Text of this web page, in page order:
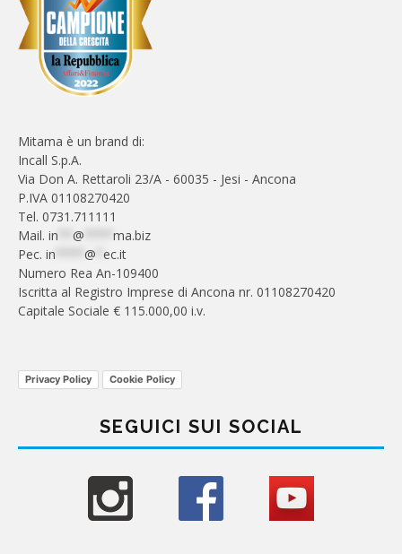
Mitama è un brand di:
Incall S.p.A.
Via Don A. Rettaroli 23/A - 60035 - Jesi - Ancona
P.IVA 01108270420
Tel. 0731.711111
Mail. in @
ma.biz
Pec. in @ ec.it
Numero Rea An-109400
Iscritta al Registro Imprese di Ancona nr. 01108270420
Capitale Sociale € 115.000,00 i.v.
Privacy Policy Cookie Policy
SEGUICI SUI SOCIAL